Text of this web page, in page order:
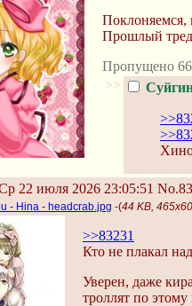
Поклоняемся,
Прошлый тред
Пропущено
>>
22 июля 2026 23:05:51
- Hina - headcrab.jpg -(44 KB,
>>83231
Кто не плакал
Уверен, даже
троллят по этому